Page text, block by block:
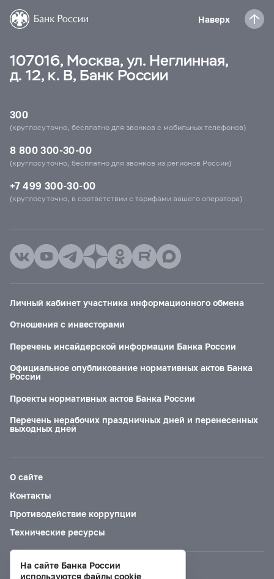
Наверх
107016, Москва, ул. Неглинная,
д. 12, к. В, Банк России
300
(круглосуточно, бесплатно для звонков с мобильных телефонов)
8 800 300-30-00
(круглосуточно, бесплатно для звонков из регионов России)
+7 499 300-30-00
(круглосуточно, в соответствии с тарифами вашего оператора)
Личный кабинет участника информационного обмена
Отношения с инвесторами
Перечень инсайдерской информации Банка России
Официальное опубликование нормативных актов Банка
России
Проекты нормативных актов Банка России
Перечень нерабочих праздничных дней и перенесенных
выходных дней
О сайте
Контакты
Противодействие коррупции
Технические ресурсы
Версия для слабовидящих
На сайте Банка России
используются файлы cookie